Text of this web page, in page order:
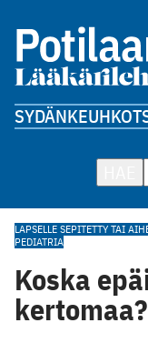
SYDÄNKEUHKOT
LAPSELLE SEPITETTY TAI
PEDIATRIA
Koska
kertomaa?